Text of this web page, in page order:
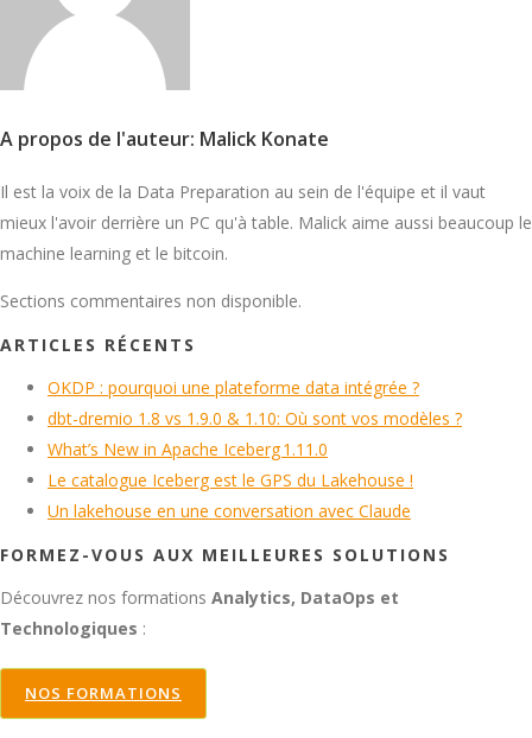
A propos de l'auteur: Malick Konate
Il est la voix de la Data Preparation au sein de l'équipe et il vaut
mieux l'avoir derrière un PC qu'à table. Malick aime aussi beaucoup le
machine learning et le bitcoin.
Sections commentaires non disponible.
ARTICLES RÉCENTS
OKDP : pourquoi une plateforme data intégrée ?
dbt-dremio 1.8 vs 1.9.0 & 1.10: Où sont vos modèles ?
What’s New in Apache Iceberg 1.11.0
Le catalogue Iceberg est le GPS du Lakehouse !
Un lakehouse en une conversation avec Claude
FORMEZ-VOUS AUX MEILLEURES SOLUTIONS
Découvrez nos formations Analytics, DataOps et
Technologiques :
NOS FORMATIONS